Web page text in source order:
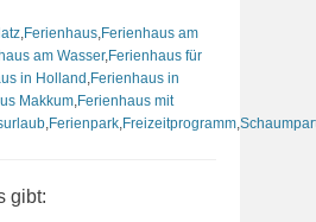
Ferienhaus Ferienhaus am
am Wasser, Ferienhaus für
in Holland Ferienhaus in
Makkum Ferienhaus mit
Ferienpark Freizeitprogramm
gibt: